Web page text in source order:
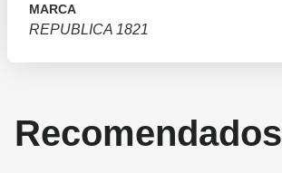
MARCA
REPUBLICA 1821
Recomendados